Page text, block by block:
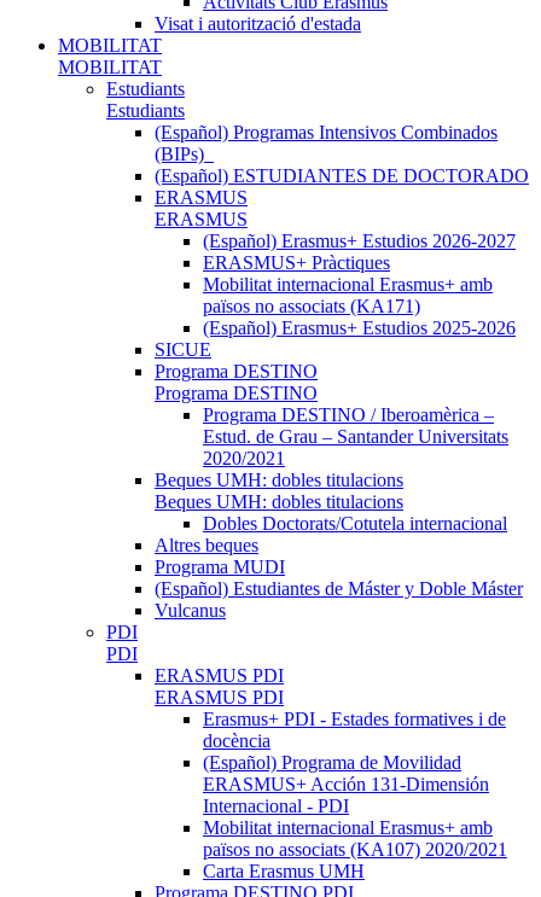
Visat i autorització d'estada
MOBILITAT
MOBILITAT
Estudiants
Estudiants
(Español) Programas Intensivos Combinados
(BIPs)_
(Español) ESTUDIANTES DE DOCTORADO
ERASMUS
ERASMUS
(Español) Erasmus+ Estudios 2026-2027
ERASMUS+ Pràctiques
Mobilitat internacional Erasmus+ amb
països no associats (KA171)
(Español) Erasmus+ Estudios 2025-2026
SICUE
Programa DESTINO
Programa DESTINO
Programa DESTINO / Iberoamèrica –
Estud. de Grau – Santander Universitats
2020/2021
Beques UMH: dobles titulacions
Beques UMH: dobles titulacions
Dobles Doctorats/Cotutela internacional
Altres beques
Programa MUDI
(Español) Estudiantes de Máster y Doble Máster
Vulcanus
PDI
PDI
ERASMUS PDI
ERASMUS PDI
Erasmus+ PDI - Estades formatives i de
docència
(Español) Programa de Movilidad
ERASMUS+ Acción 131-Dimensión
Internacional - PDI
Mobilitat internacional Erasmus+ amb
països no associats (KA107) 2020/2021
Carta Erasmus UMH
Programa DESTINO PDI